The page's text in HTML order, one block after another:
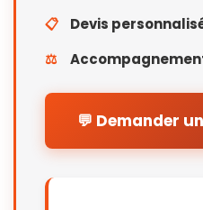
📋
Devis
⚖️
💬 Demander